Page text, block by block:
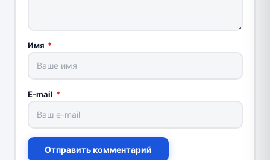
Имя *
E-mail *
Отправить комментарий